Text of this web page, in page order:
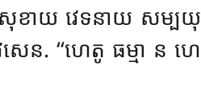
យ វេទនាយ សម្បយុត្តា
សេន. ‘‘ហេតូ ធម្មា ន